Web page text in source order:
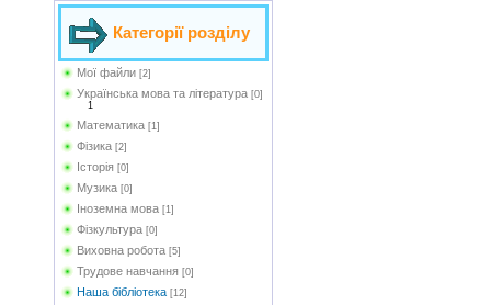
Категорії розділу
Мої файли [2]
Українська мова та література [0]
1
Математика [1]
Фізика [2]
Історія [0]
Музика [0]
Іноземна мова [1]
Фізкультура [0]
Виховна робота [5]
Трудове навчання [0]
Наша бібліотека [12]